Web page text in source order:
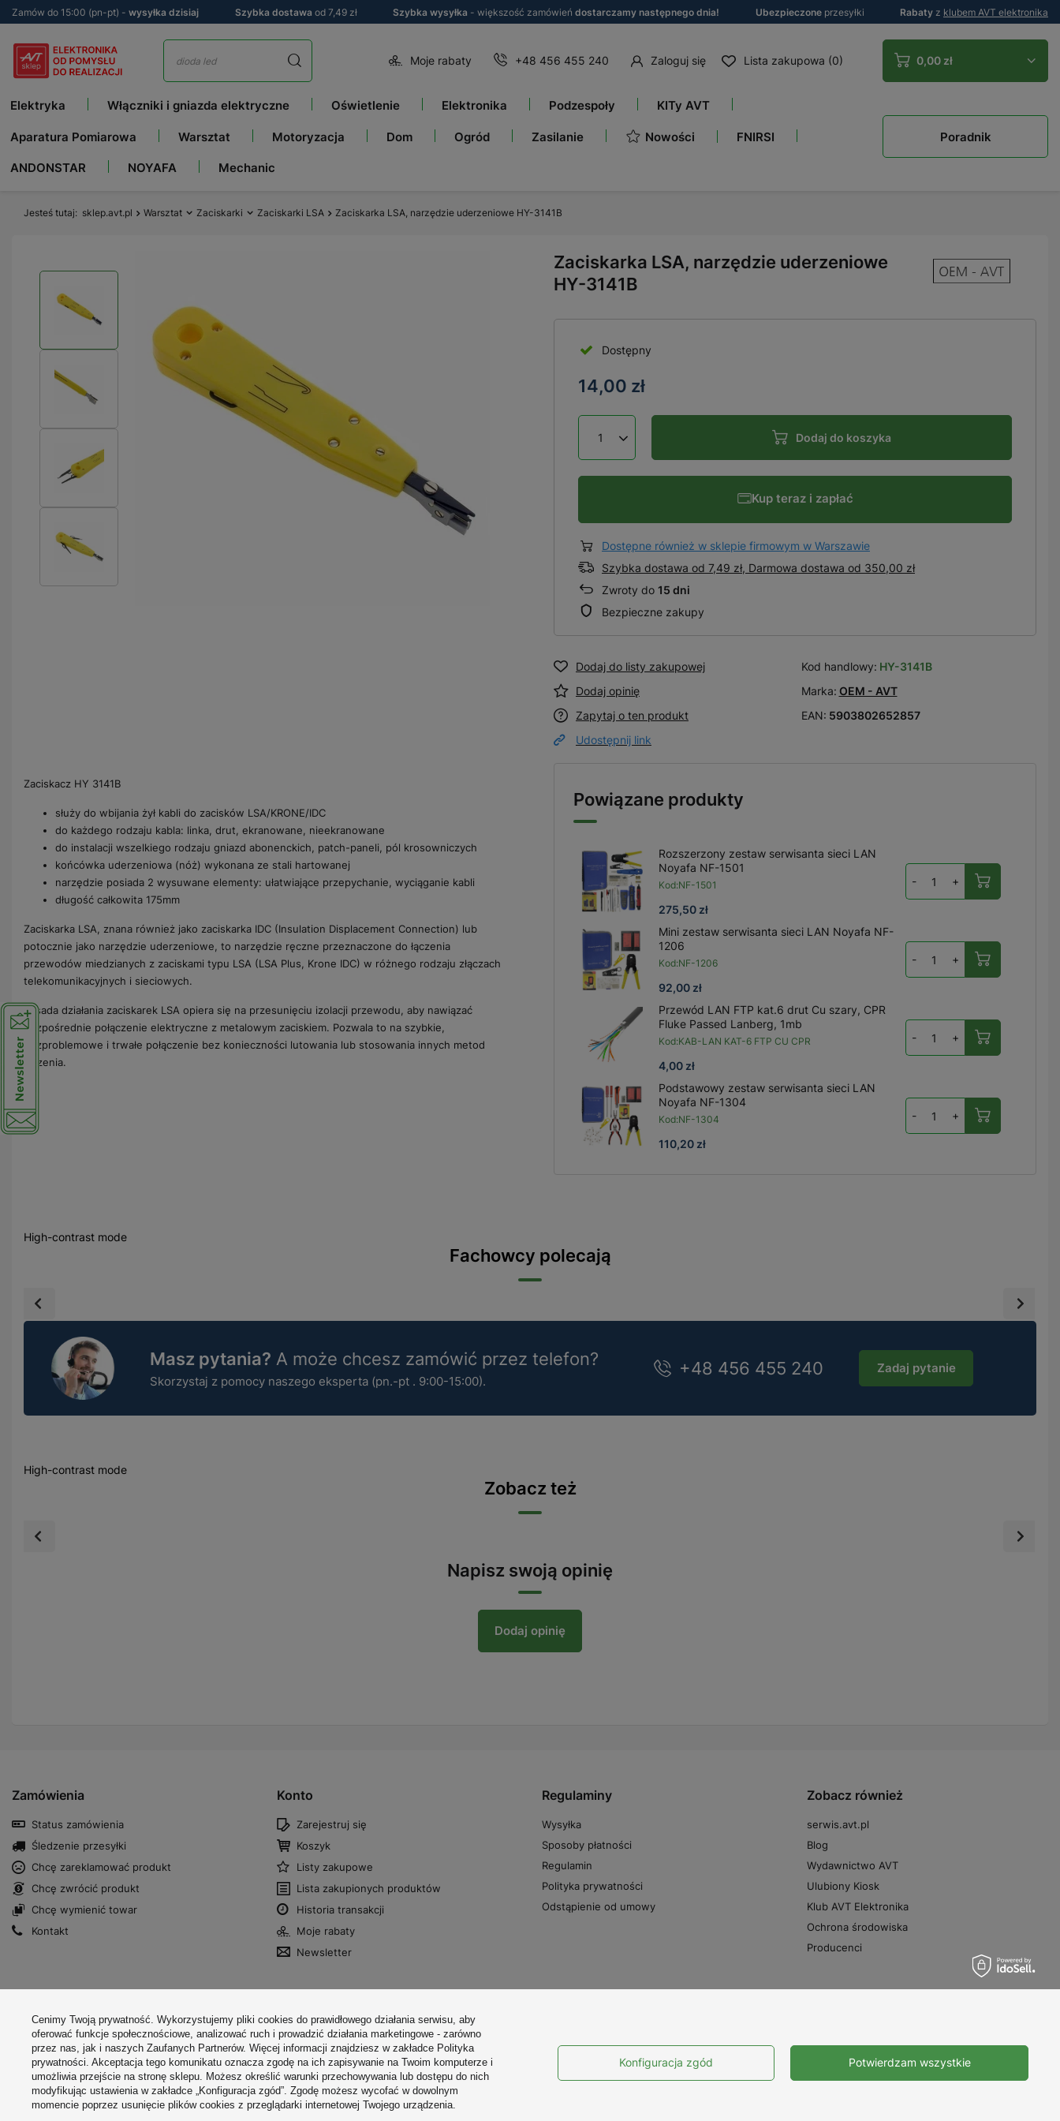
Zamów do 15:00 (pn-pt) - wysyłka dzisiaj Szybka dostawa od 7,49 zł Szybka wysyłka - większość zamówień dostarczamy następnego dnia! Ubezpieczone przesyłki Rabaty z klubem AVT elektronika
Moje rabaty +48 456 455 240 Zaloguj się Lista zakupowa (0) 0,00 zł
Elektryka Włączniki i gniazda elektryczne Oświetlenie Elektronika Podzespoły KITy AVT
Aparatura Pomiarowa Warsztat Motoryzacja Dom Ogród Zasilanie Nowości FNIRSI
ANDONSTAR NOYAFA Mechanic
Poradnik
Jesteś tutaj sklep.avt.pl Warsztat Zaciskarki Zaciskarki LSA Zaciskarka LSA, narzędzie uderzeniowe HY-3141B
Zaciskarka LSA, narzędzie uderzeniowe
HY-3141B
Dostępny
14,00 zł
Dodaj do koszyka
Kup teraz i zapłać
Dostępne również w sklepie firmowym w Warszawie
Szybka dostawa od 7,49 zł, Darmowa dostawa od 350,00 zł
Zwroty do 15 dni
Bezpieczne zakupy
Dodaj do listy zakupowej
Dodaj opinię
Zapytaj o ten produkt
Udostępnij link
Kod handlowy: HY-3141B
Marka: OEM - AVT
EAN: 5903802652857
Zaciskacz HY 3141B
służy do wbijania żył kabli do zacisków LSA/KRONE/IDC
do każdego rodzaju kabla: linka, drut, ekranowane, nieekranowane
do instalacji wszelkiego rodzaju gniazd abonenckich, patch-paneli, pól krosowniczych
końcówka uderzeniowa (nóż) wykonana ze stali hartowanej
narzędzie posiada 2 wysuwane elementy: ułatwiające przepychanie, wyciąganie kabli
długość całkowita 175mm
Zaciskarka LSA, znana również jako zaciskarka IDC (Insulation Displacement Connection) lub
potocznie jako narzędzie uderzeniowe, to narzędzie ręczne przeznaczone do łączenia
przewodów miedzianych z zaciskami typu LSA (LSA Plus, Krone IDC) w różnego rodzaju złączach
telekomunikacyjnych i sieciowych.
Zasada działania zaciskarek LSA opiera się na przesunięciu izolacji przewodu, aby nawiązać
bezpośrednie połączenie elektryczne z metalowym zaciskiem. Pozwala to na szybkie,
bezproblemowe i trwałe połączenie bez konieczności lutowania lub stosowania innych metod
łączenia.
Powiązane produkty
Rozszerzony zestaw serwisanta sieci LAN
Noyafa NF-1501
Kod:NF-1501
275,50 zł
- +
Mini zestaw serwisanta sieci LAN Noyafa NF-
1206
Kod:NF-1206
92,00 zł
- +
Przewód LAN FTP kat.6 drut Cu szary, CPR
Fluke Passed Lanberg, 1mb
Kod:KAB-LAN KAT-6 FTP CU CPR
4,00 zł
- +
Podstawowy zestaw serwisanta sieci LAN
Noyafa NF-1304
Kod:NF-1304
110,20 zł
- +
High-contrast mode
Fachowcy polecają
Masz pytania? A może chcesz zamówić przez telefon?
Skorzystaj z pomocy naszego eksperta (pn.-pt . 9:00-15:00).
+48 456 455 240 Zadaj pytanie
High-contrast mode
Zobacz też
Napisz swoją opinię
Dodaj opinię
Zamówienia
Status zamówienia
Śledzenie przesyłki
Chcę zareklamować produkt
Chcę zwrócić produkt
Chcę wymienić towar
Kontakt
Konto
Zarejestruj się
Koszyk
Listy zakupowe
Lista zakupionych produktów
Historia transakcji
Moje rabaty
Newsletter
Regulaminy
Wysyłka
Sposoby płatności
Regulamin
Polityka prywatności
Odstąpienie od umowy
Zobacz również
serwis.avt.pl
Blog
Wydawnictwo AVT
Ulubiony Kiosk
Klub AVT Elektronika
Ochrona środowiska
Producenci
+48 456 455 240 info@sklep.avt.pl
opinie klientów
4.9
Cenimy Twoją prywatność. Wykorzystujemy pliki cookies do prawidłowego działania serwisu, aby
oferować funkcje społecznościowe, analizować ruch i prowadzić działania marketingowe - zarówno
przez nas, jak i naszych Zaufanych Partnerów. Więcej informacji znajdziesz w zakładce Polityka
prywatności. Akceptacja tego komunikatu oznacza zgodę na ich zapisywanie na Twoim komputerze i
umożliwia przejście na stronę sklepu. Możesz określić warunki przechowywania lub dostępu do nich
modyfikując ustawienia w zakładce „Konfiguracja zgód”. Zgodę możesz wycofać w dowolnym
momencie poprzez usunięcie plików cookies z przeglądarki internetowej Twojego urządzenia.
Konfiguracja zgód Potwierdzam wszystkie